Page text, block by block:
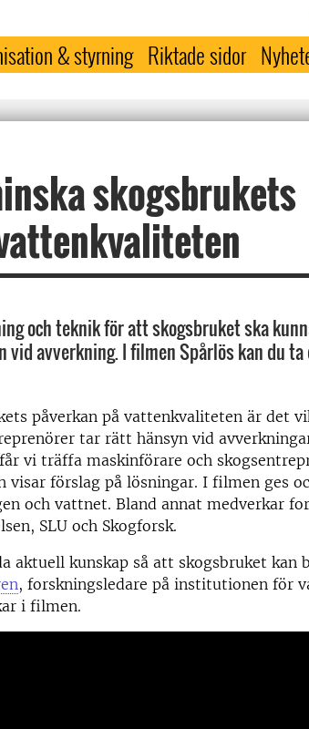
& styrning Riktade sidor
skogsbrukets
och teknik för att skogsbruket ska
vid avverkning. I filmen Spårlös kan du ta
påverkan på vattenkvaliteten är det
tar rätt hänsyn vid
vi träffa maskinförare och
visar förslag på lösningar. I filmen ges
och vattnet. Bland annat medverkar
SLU och Skogforsk.
aktuell kunskap så att skogsbruket kan
, forskningsledare på institutionen för
i filmen.